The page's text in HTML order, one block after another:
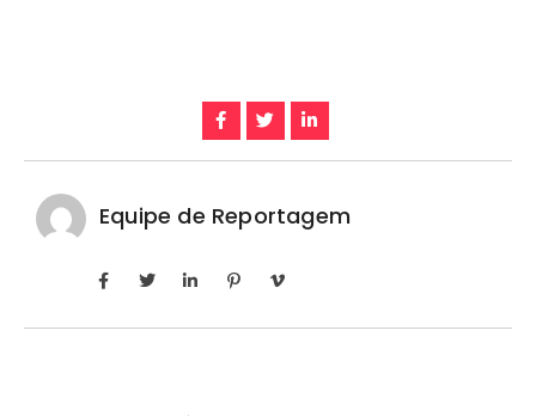
Equipe de Reportagem